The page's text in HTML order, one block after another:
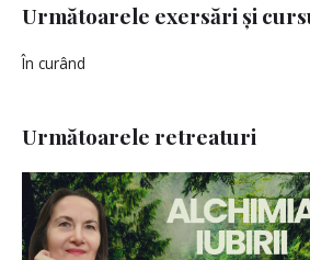
Următoarele exersări și
În curând
Următoarele retreaturi